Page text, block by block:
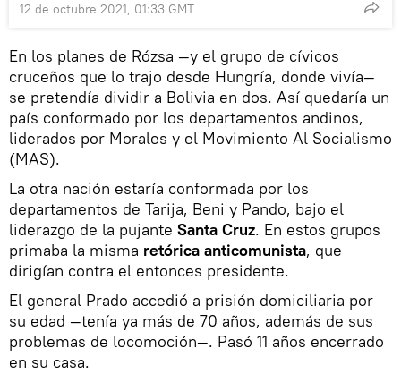
12 de octubre 2021, 01:33 GMT
En los planes de Rózsa —y el grupo de cívicos
cruceños que lo trajo desde Hungría, donde vivía—
se pretendía dividir a Bolivia en dos. Así quedaría un
país conformado por los departamentos andinos,
liderados por Morales y el Movimiento Al Socialismo
(MAS).
La otra nación estaría conformada por los
departamentos de Tarija, Beni y Pando, bajo el
liderazgo de la pujante Santa Cruz. En estos grupos
primaba la misma retórica anticomunista, que
dirigían contra el entonces presidente.
El general Prado accedió a prisión domiciliaria por
su edad —tenía ya más de 70 años, además de sus
problemas de locomoción—. Pasó 11 años encerrado
en su casa.